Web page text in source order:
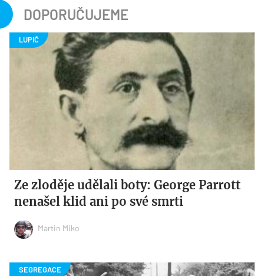
DOPORUČUJEME
Ze zloděje udělali boty: George Parrott
nenašel klid ani po své smrti
Martin Miko